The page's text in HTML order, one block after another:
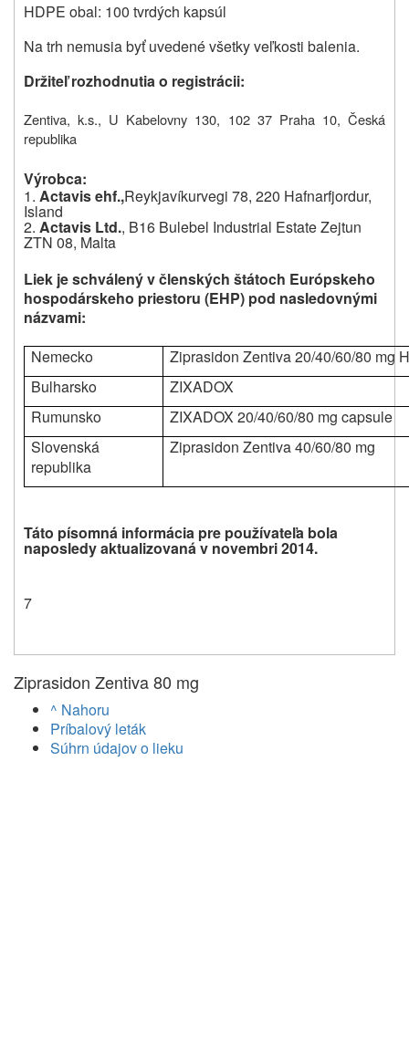
HDPE obal: 100 tvrdých kapsúl
Na trh nemusia byť uvedené všetky veľkosti balenia.
Držiteľ rozhodnutia o registrácii:
Zentiva, k.s., U Kabelovny 130, 102 37 Praha 10, Česká
republika
Výrobca:
1. Actavis ehf.,Reykjavíkurvegi 78, 220 Hafnarfjordur,
Island
2. Actavis Ltd., B16 Bulebel Industrial Estate Zejtun
ZTN 08, Malta
Liek je schválený v členských štátoch Európskeho
hospodárskeho priestoru (EHP) pod nasledovnými
názvami:
Nemecko
Ziprasidon Zentiva 20/40/60/80 mg
Bulharsko
ZIXADOX
Rumunsko
ZIXADOX 20/40/60/80 mg capsule
Slovenská
republika
Ziprasidon Zentiva 40/60/80 mg
Táto písomná informácia pre používateľa bola
naposledyaktualizovaná v novembri 2014.
7
Ziprasidon Zentiva 80 mg
^ Nahoru
Príbalový leták
Súhrn údajov o lieku